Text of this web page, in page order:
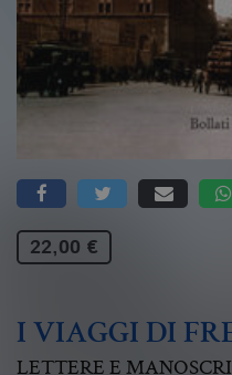
22,00 €
I VIAGGI DI
LETTERE E